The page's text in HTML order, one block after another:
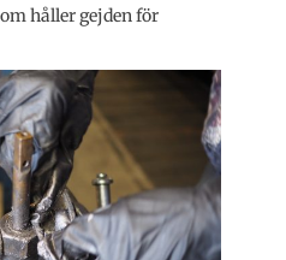
håller gejden för